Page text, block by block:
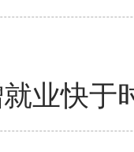
业快于